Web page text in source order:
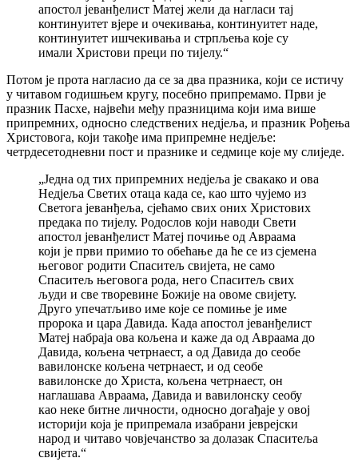
апостол јеванђелист Матеј жели да нагласи тај
континуитет вјере и очекивања, континуитет наде,
континуитет ишчекивања и стрпљења које су
имали Христови преци по тијелу.“
Потом је прота нагласио да се за два празника, који се истичу
у читавом годишњем кругу, посебно припремамо. Први је
празник Пасхе, највећи међу празницима који има више
припремних, односно следствених недјеља, и празник Рођења
Христовога, који такође има припремне недјеље:
четрдесетодневни пост и празнике и седмице које му слиједе.
„Једна од тих припремних недјеља је свакако и ова
Недјеља Светих отаца када се, као што чујемо из
Светога јеванђеља, сјећамо свих оних Христових
предака по тијелу. Родослов који наводи Свети
апостол јеванђелист Матеј почиње од Авраама
који је први примио то обећање да ће се из сјемена
његовог родити Спаситељ свијета, не само
Спаситељ његовога рода, него Спаситељ свих
људи и све творевине Божије на овоме свијету.
Друго упечатљиво име које се помиње је име
пророка и цара Давида. Када апостол јеванђелист
Матеј набраја ова кољена и каже да од Авраама до
Давида, кољена четрнаест, а од Давида до сеобе
вавилонске кољена четрнаест, и од сеобе
вавилонске до Христа, кољена четрнаест, он
наглашава Авраама, Давида и вавилонску сеобу
као неке битне личности, односно догађаје у овој
историји која је припремала изабрани јеврејски
народ и читаво човјечанство за долазак Спаситеља
свијета.“